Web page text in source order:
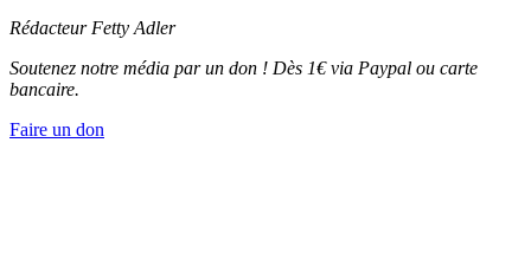
Rédacteur Fetty Adler
Soutenez notre média par un don ! Dès 1€ via Paypal ou carte
bancaire.
Faire un don